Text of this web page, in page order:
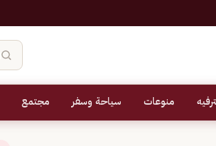
منوعات سياحة وسفر مجتمع